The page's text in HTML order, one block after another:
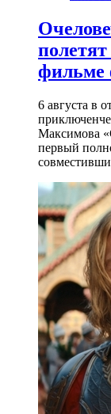
6 августа в
Максимова
первый